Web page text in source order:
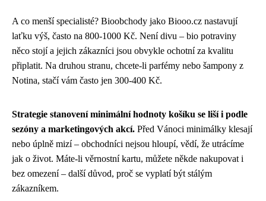
A co menší specialisté? Bioobchody jako Biooo.cz nastavují
laťku výš, často na 800-1000 Kč. Není divu – bio potraviny
něco stojí a jejich zákazníci jsou obvykle ochotní za kvalitu
připlatit. Na druhou stranu, chcete-li parfémy nebo šampony z
Notina, stačí vám často jen 300-400 Kč.
Strategie stanovení minimální hodnoty košíku se liší i podle
sezóny a marketingových akcí. Před Vánoci minimálky klesají
nebo úplně mizí – obchodníci nejsou hloupí, vědí, že utrácíme
jak o život. Máte-li věrnostní kartu, můžete někde nakupovat i
bez omezení – další důvod, proč se vyplatí být stálým
zákazníkem.